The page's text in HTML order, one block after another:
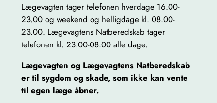
Lægevagten tager telefonen hverdage 16.00-
23.00 og weekend og helligdage kl. 08.00-
23.00. Lægevagtens Natberedskab tager
telefonen kl. 23.00-08.00 alle dage.
Lægevagten og Lægevagtens Natberedskab
er til sygdom og skade, som ikke kan vente
til egen læge åbner.